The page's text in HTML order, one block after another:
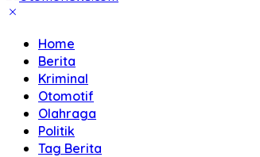
Home
Berita
Kriminal
Otomotif
Olahraga
Politik
Tag Berita